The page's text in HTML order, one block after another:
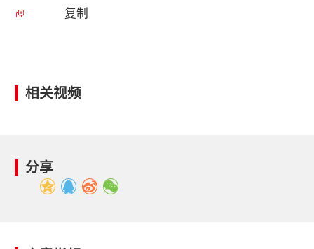
复制
相关视频
分享